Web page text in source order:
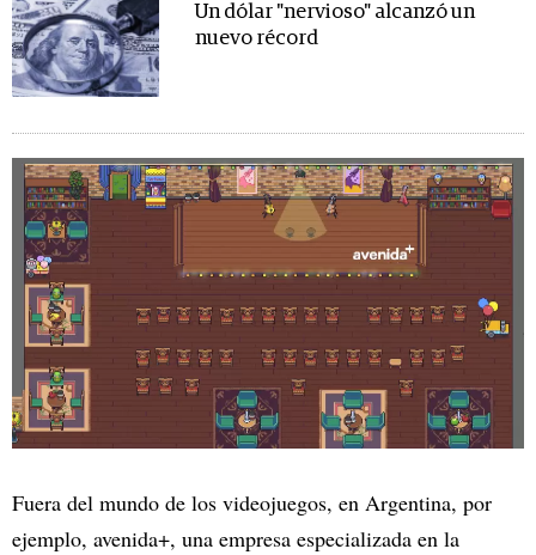
Un dólar "nervioso" alcanzó un
nuevo récord
Fuera del mundo de los videojuegos, en Argentina, por
ejemplo, avenida+, una empresa especializada en la